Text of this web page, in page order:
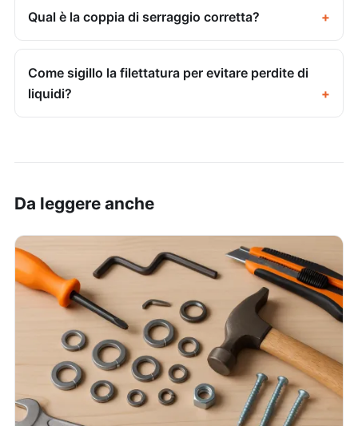
Qual è la coppia di serraggio corretta?
Come sigillo la filettatura per evitare perdite di
liquidi?
Da leggere anche